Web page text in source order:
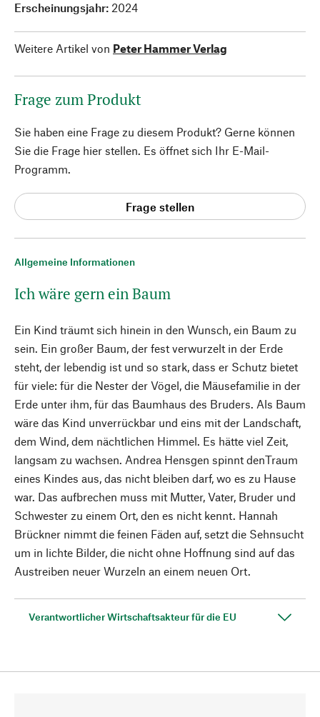
Allgemeine Informationen
Ich wäre gern ein Baum
Ein Kind träumt sich hinein in den Wunsch, ein Baum zu
sein. Ein großer Baum, der fest verwurzelt in der Erde
steht, der lebendig ist und so stark, dass er Schutz bietet
für viele: für die Nester der Vögel, die Mäusefamilie in der
Erde unter ihm, für das Baumhaus des Bruders. Als Baum
wäre das Kind unverrückbar und eins mit der Landschaft,
dem Wind, dem nächtlichen Himmel. Es hätte viel Zeit,
langsam zu wachsen. Andrea Hensgen spinnt denTraum
eines Kindes aus, das nicht bleiben darf, wo es zu Hause
war. Das aufbrechen muss mit Mutter, Vater, Bruder und
Schwester zu einem Ort, den es nicht kennt. Hannah
Brückner nimmt die feinen Fäden auf, setzt die Sehnsucht
um in lichte Bilder, die nicht ohne Hoffnung sind auf das
Austreiben neuer Wurzeln an einem neuen Ort.
Verantwortlicher Wirtschaftsakteur für die EU
Erscheinungsjahr: 2024
Weitere Artikel von Peter Hammer Verlag
Frage zum Produkt
Sie haben eine Frage zu diesem Produkt? Gerne können
Sie die Frage hier stellen. Es öffnet sich Ihr E-Mail-
Programm.
Frage stellen